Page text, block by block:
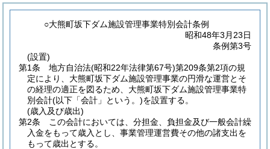
○大熊町坂下ダム施設管理事業特別会計条例
昭和48年3月23日
条例第3号
(設置)
第1条
地方自治法(昭和22年法律第67号)第209条第2項の規
定により、大熊町坂下ダム施設管理事業の円滑な運営とそ
の経理の適正を図るため、大熊町坂下ダム施設管理事業特
別会計(以下「会計」という。)を設置する。
(歳入及び歳出)
第2条
この会計においては、分担金、負担金及び一般会計繰
入金をもって歳入とし、事業管理運営費その他の諸支出を
もって歳出とする。